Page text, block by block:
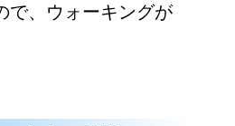
で、ウォーキングが